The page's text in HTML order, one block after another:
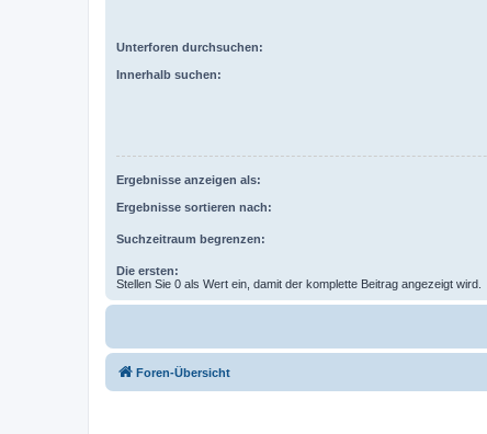
Unterforen durchsuchen:
Innerhalb suchen:
Ergebnisse anzeigen als:
Ergebnisse sortieren nach:
Suchzeitraum begrenzen:
Die ersten:
Stellen Sie 0 als Wert ein, damit der komplette Beitrag angezeigt wird.
Foren-Übersicht